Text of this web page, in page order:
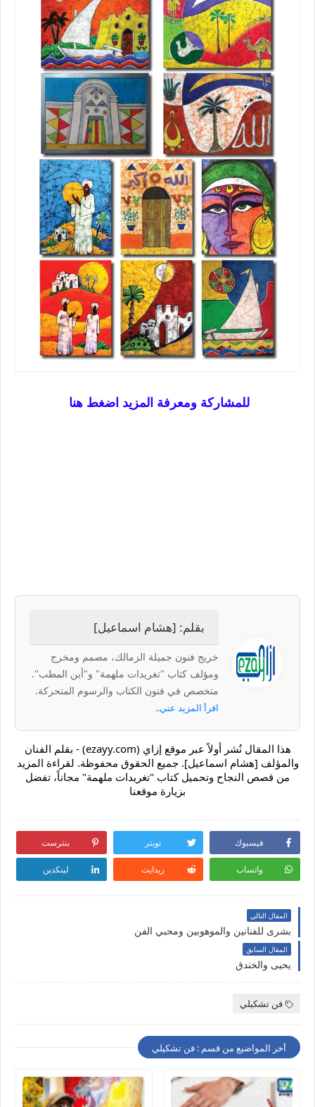
للمشاركة ومعرفة المزيد اضغط هنا
بقلم: [هشام اسماعيل]
خريج فنون جميلة الزمالك، مصمم ومخرج
ومؤلف كتاب "تغريدات ملهمة" و"أين المطب".
متخصص في فنون الكتاب والرسوم المتحركة.
اقرأ المزيد عني..
هذا المقال نُشر أولاً عبر موقع إزاي (ezayy.com) - بقلم الفنان
والمؤلف [هشام اسماعيل]. جميع الحقوق محفوظة. لقراءة المزيد
من قصص النجاح وتحميل كتاب "تغريدات ملهمة" مجاناً، تفضل
بزيارة موقعنا
فيسبوك تويتر بنترست
واتساب ريدايت لينكدين
المقال التالي
بشرى للفنانين والموهوبين ومحبي الفن
المقال السابق
يحيى والخندق
فن تشكيلي
أخر المواضيع من قسم : فن تشكيلي